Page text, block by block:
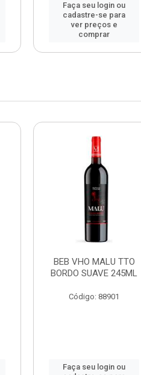
Faça seu login ou
cadastre-se para
ver preços e
comprar
BEB VHO MALU TTO
BORDO SUAVE 245ML
Código: 88901
Faça seu login ou